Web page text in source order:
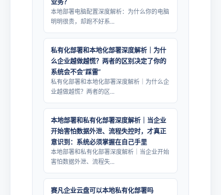
业务？
本地部署电脑配置深度解析：为什么你的电脑
明明很贵，却跑不好系...
私有化部署和本地化部署深度解析｜为什
么企业越做越慌？两者的区别决定了你的
系统会不会“踩雷”
私有化部署和本地化部署深度解析｜为什么企
业越做越慌？两者的区...
本地部署和私有化部署深度解析｜当企业
开始害怕数据外泄、流程失控时，才真正
意识到：系统必须掌握在自己手里
本地部署和私有化部署深度解析｜当企业开始
害怕数据外泄、流程失...
赛凡企业云盘可以本地私有化部署吗